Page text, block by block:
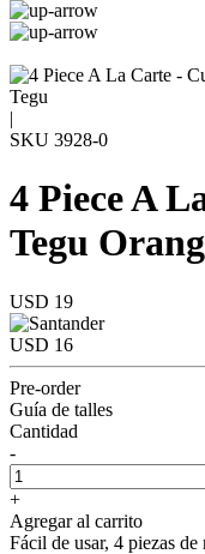
Tegu
|
SKU 3928-0
4 Piece A
Tegu
USD 19
USD 16
Pre-order
Guía de talles
Cantidad
-
+
Agregar al carrito
Fácil de usar, 4 piezas de